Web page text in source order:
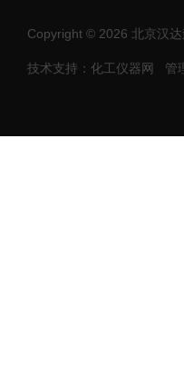
Copyright © 2026 北京汉
技术支持：化工仪器网 管